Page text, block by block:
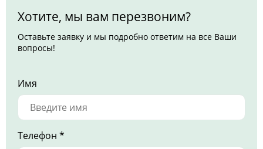
Хотите, мы вам перезвоним?
Оставьте заявку и мы подробно ответим на все Ваши
вопросы!
Имя
Телефон *